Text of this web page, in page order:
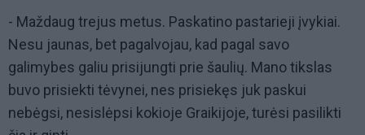
- Maždaug trejus metus. Paskatino pastarieji įvykiai.
Nesu jaunas, bet pagalvojau, kad pagal savo
galimybes galiu prisijungti prie šaulių. Mano tikslas
buvo prisiekti tėvynei, nes prisiekęs juk paskui
nebėgsi, nesislėpsi kokioje Graikijoje, turėsi pasilikti